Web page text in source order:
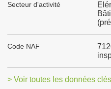
Secteur d'activité
Code NAF
> Voir toutes les données clés